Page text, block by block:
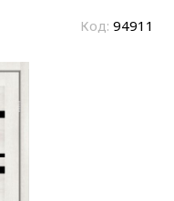
Код: 94911